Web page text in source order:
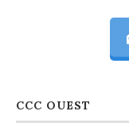
CCC OUEST